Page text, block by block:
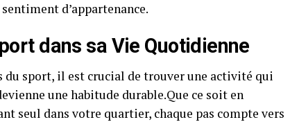
d’appartenance.
dans sa Vie Quotidienne
sport, il est crucial de trouver une activité qui
une habitude durable.Que ce soit en
seul dans votre quartier, chaque pas compte vers